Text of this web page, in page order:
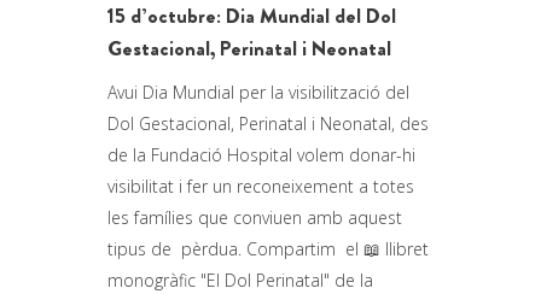
15 d’octubre: Dia Mundial del Dol
Gestacional, Perinatal i Neonatal
Avui Dia Mundial per la visibilització del
Dol Gestacional, Perinatal i Neonatal, des
de la Fundació Hospital volem donar-hi
visibilitat i fer un reconeixement a totes
les famílies que conviuen amb aquest
tipus de pèrdua. Compartim el 📖 llibret
monogràfic "El Dol Perinatal" de la